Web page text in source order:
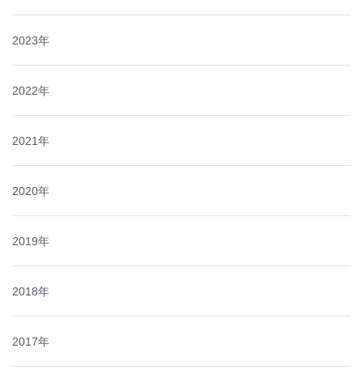
2023年
2022年
2021年
2020年
2019年
2018年
2017年